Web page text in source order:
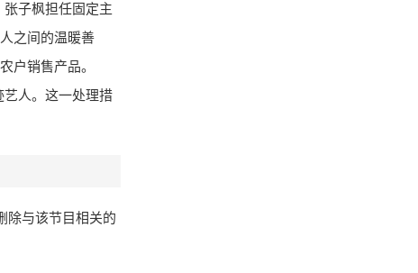
子枫担任固定主
之间的温暖善
户销售产品。
人。这一处理措
除与该节目相关的